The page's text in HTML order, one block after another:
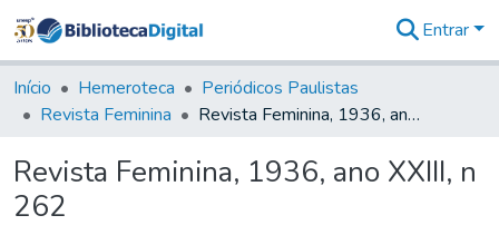
&
Coleções
Tudo na
Digital
Entrar
Início Hemeroteca
Periódicos Paulistas
Revista Feminina
Revista Feminina, 1936, ano XXIII, n 262
Revista Feminina, 1936, ano XXIII, n
262